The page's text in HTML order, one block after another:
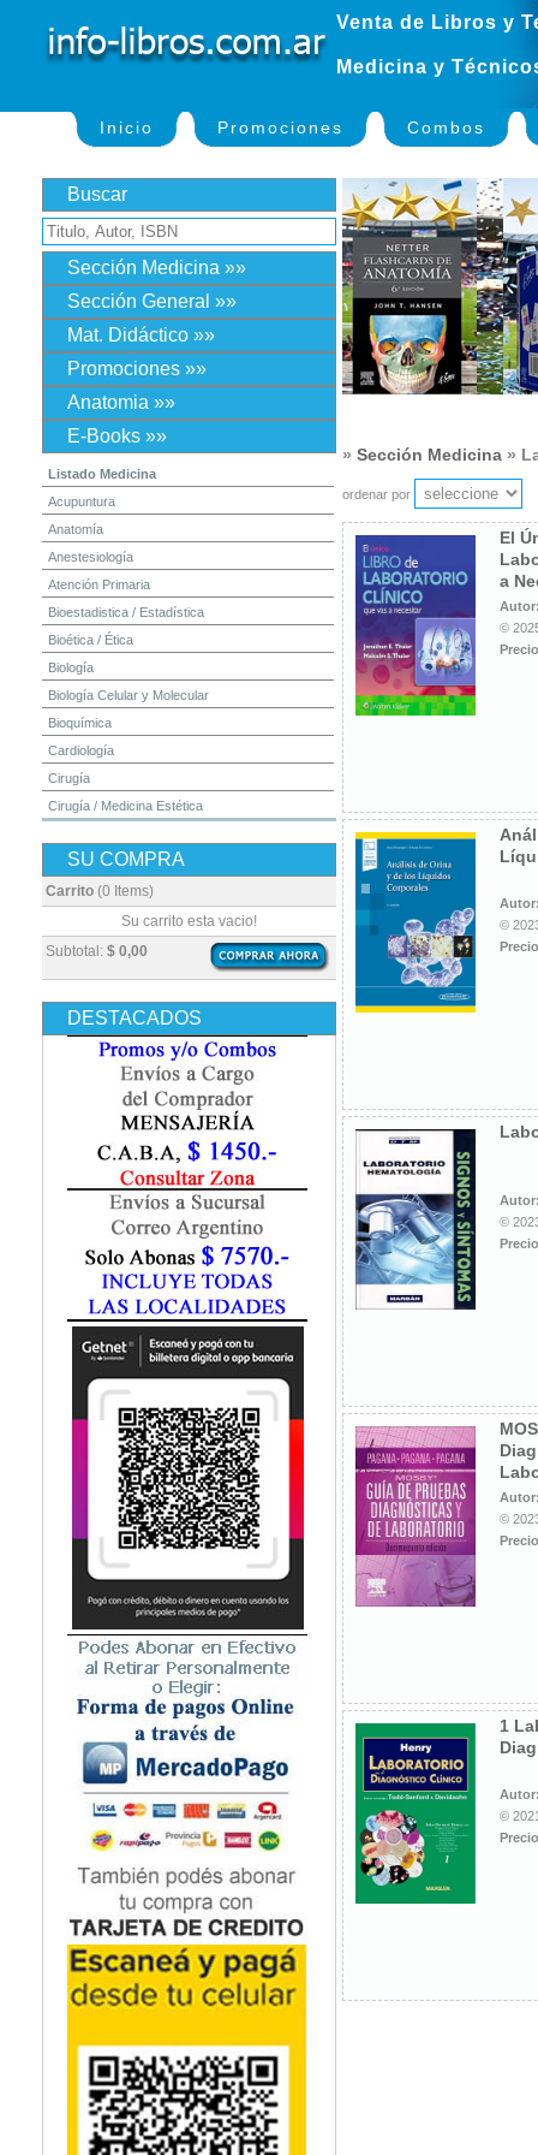
Venta de Libros y
Medicina y
Inicio Promociones Combos
Buscar
Sección Medicina »»
Sección General »»
Mat. Didáctico »»
Promociones »»
Anatomia »»
E-Books »»
Listado Medicina
Acupuntura
Anatomía
Anestesiología
Atención Primaria
Bioestadistica / Estadística
Bioética / Ética
Biología
Biología Celular y Molecular
Bioquímica
Cardiología
Cirugía
Cirugía / Medicina Estética
Dermatología
Diagnóstico por Imagen / Radiología
Embriología
Enfermería
Epidemiología
Farmacia / Farmacología
Fisiatría / Kinesiología
Fisiología / Fisiopatología
Fonoaudiología
Gastroenterología
Geriatría
Ginecología / Obstetricia
Hematología
Histología
Homeopatía
Infectología
Inmunología
Instrumentación Quirurgica
Medicina del Deporte / Rehabilitación
Medicina Emergencias / Urgencias
Medicina Forense / Legal
Medicina General
Medicina Interna
Microbiología
Nefrología
Neonatología / Pediatría
Neumología
Neuroanatomía / Neurociencia
Neurocirugía
Neurología
Nutrición
Odontología
Oftalmología
Oncología / Cuidados Paliativos
Ortopedía / Traumatología
Osteopatía
Otorrinolaringología
Podología
Psicología
Psiquiatría
Química
SU COMPRA
Carrito (0 Items)
Subtotal: $ 0,00
Su carrito esta vacio!
DESTACADOS
» Sección Medicina »
ordenar por
El
a
©
©
©
©
1
©